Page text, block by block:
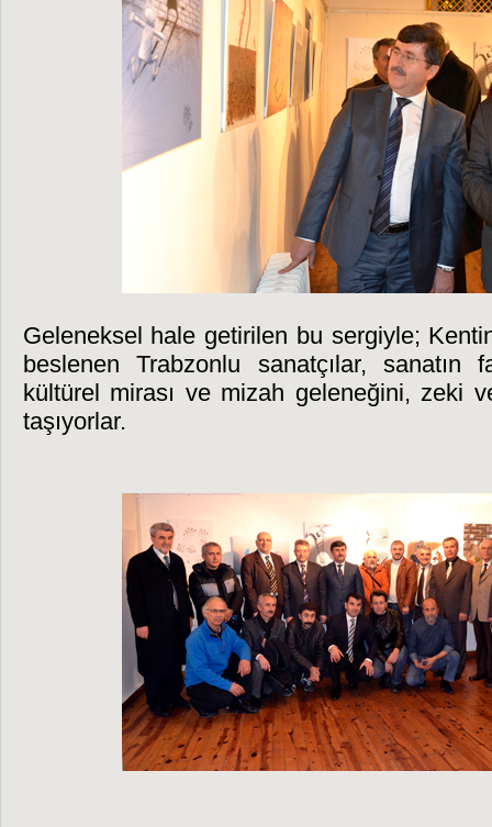
Geleneksel hale getirilen bu sergiyle;
beslenen Trabzonlu sanatçılar, sanatın
kültürel mirası ve mizah geleneğini, zeki
taşıyorlar.